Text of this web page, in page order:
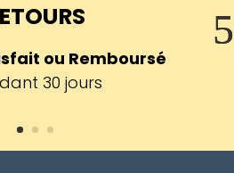
ou Remboursé
30 jours